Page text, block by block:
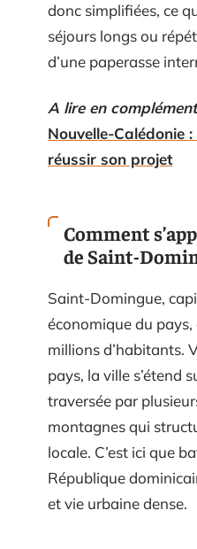
donc simplifiées, ce
séjours longs ou
d’une paperasse
A lire en
Nouvelle-Calédonie
réussir son projet
Comment
de Saint-
Saint-Domingue,
économique du pays,
millions d’habitants.
pays, la ville s’étend
traversée par
montagnes qui
locale. C’est ici que
République
et vie urbaine dense.